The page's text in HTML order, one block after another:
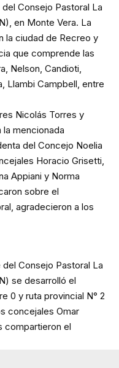
Consejo Pastoral La
en Monte Vera. La
la ciudad de Recreo y
que comprende las
Nelson, Candioti,
Llambi Campbell, entre
Nicolás Torres y
mencionada
del Concejo Noelia
Horacio Grisetti,
Appiani y Norma
sobre el
agradecieron a los
Consejo Pastoral La
se desarrolló el
0 y ruta provincial N° 2
concejales Omar
compartieron el